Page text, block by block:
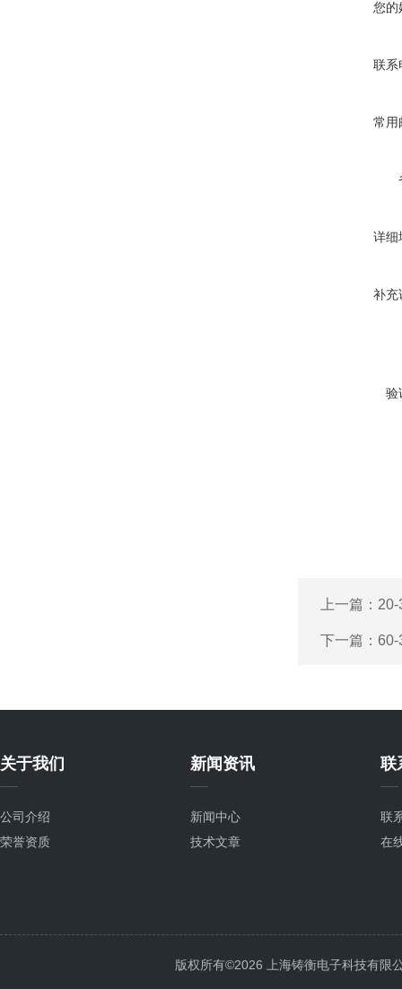
您的
联系
常用
详细
补充
验
上一篇： 20-
下一篇： 60-
关于我们
公司介绍
荣誉资质
新闻资讯
新闻中心
技术文章
联
联
在
版权所有©2026 上海铸衡电子科技有